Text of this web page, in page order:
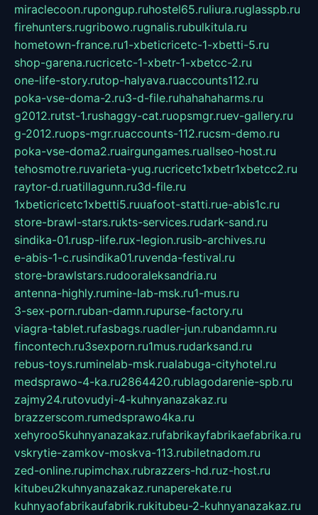
miraclecoon.rupongup.ruhostel65.ruliura.ruglasspb.ru
firehunters.rugribowo.rugnalis.rubulkitula.ru
hometown-france.ru1-xbeticricetc-1-xbetti-5.ru
shop-garena.rucricetc-1-xbetr-1-xbetcc-2.ru
one-life-story.rutop-halyava.ruaccounts112.ru
poka-vse-doma-2.ru3-d-file.ruhahahaharms.ru
g2012.rutst-1.rushaggy-cat.ruopsmgr.ruev-gallery.ru
g-2012.ruops-mgr.ruaccounts-112.rucsm-demo.ru
poka-vse-doma2.ruairgungames.ruallseo-host.ru
tehosmotre.ruvarieta-yug.rucricetc1xbetr1xbetcc2.ru
raytor-d.ruatillagunn.ru3d-file.ru
1xbeticricetc1xbetti5.ruuafoot-statti.rue-abis1c.ru
store-brawl-stars.rukts-services.rudark-sand.ru
sindika-01.rusp-life.rux-legion.rusib-archives.ru
e-abis-1-c.rusindika01.ruvenda-festival.ru
store-brawlstars.rudooraleksandria.ru
antenna-highly.rumine-lab-msk.ru1-mus.ru
3-sex-porn.ruban-damn.rupurse-factory.ru
viagra-tablet.rufasbags.ruadler-jun.rubandamn.ru
fincontech.ru3sexporn.ru1mus.rudarksand.ru
rebus-toys.ruminelab-msk.rualabuga-cityhotel.ru
medsprawo-4-ka.ru2864420.rublagodarenie-spb.ru
zajmy24.rutovudyi-4-kuhnyanazakaz.ru
brazzerscom.rumedsprawo4ka.ru
xehyroo5kuhnyanazakaz.rufabrikayfabrikaefabrika.ru
vskrytie-zamkov-moskva-113.rubiletnadom.ru
zed-online.rupimchax.rubrazzers-hd.ruz-host.ru
kitubeu2kuhnyanazakaz.runaperekate.ru
kuhnyaofabrikaufabrik.rukitubeu-2-kuhnyanazakaz.ru